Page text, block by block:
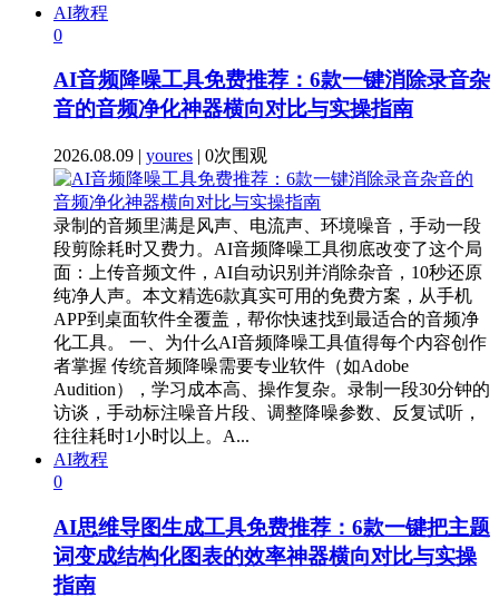
AI教程
0
AI音频降噪工具免费推荐：6款一键消除录音杂
音的音频净化神器横向对比与实操指南
2026.08.09 | youres | 0次围观
录制的音频里满是风声、电流声、环境噪音，手动一段
段剪除耗时又费力。AI音频降噪工具彻底改变了这个局
面：上传音频文件，AI自动识别并消除杂音，10秒还原
纯净人声。本文精选6款真实可用的免费方案，从手机
APP到桌面软件全覆盖，帮你快速找到最适合的音频净
化工具。 一、为什么AI音频降噪工具值得每个内容创作
者掌握 传统音频降噪需要专业软件（如Adobe
Audition），学习成本高、操作复杂。录制一段30分钟的
访谈，手动标注噪音片段、调整降噪参数、反复试听，
往往耗时1小时以上。A...
AI教程
0
AI思维导图生成工具免费推荐：6款一键把主题
词变成结构化图表的效率神器横向对比与实操
指南